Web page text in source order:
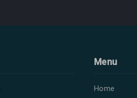
Menu
Home